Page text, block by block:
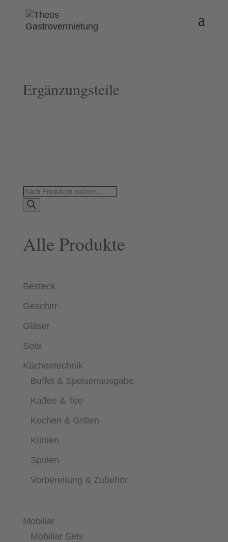
Ergänzungsteile
Products
search
Alle Produkte
Besteck
Geschirr
Gläser
Sets
Küchentechnik
Buffet & Speisenausgabe
Kaffee & Tee
Kochen & Grillen
Kühlen
Spülen
Vorbereitung & Zubehör
Mobiliar
Mobiliar Sets